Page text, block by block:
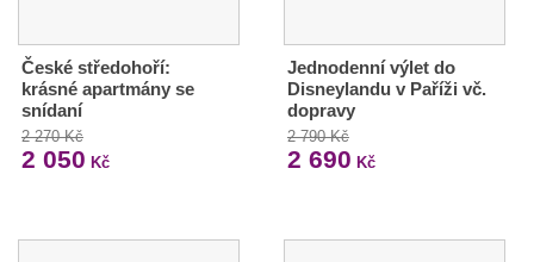
České středohoří:
krásné apartmány se
snídaní
2 270 Kč
2 050 Kč
Jednodenní výlet do
Disneylandu v Paříži vč.
dopravy
2 790 Kč
2 690 Kč